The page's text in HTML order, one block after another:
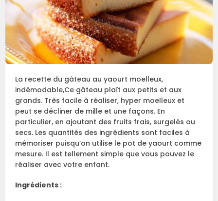
La recette du gâteau au yaourt moelleux,
indémodable,Ce gâteau plaît aux petits et aux
grands. Très facile à réaliser, hyper moelleux et
peut se décliner de mille et une façons. En
particulier, en ajoutant des fruits frais, surgelés ou
secs. Les quantités des ingrédients sont faciles à
mémoriser puisqu’on utilise le pot de yaourt comme
mesure. Il est tellement simple que vous pouvez le
réaliser avec votre enfant.
Ingrédients :